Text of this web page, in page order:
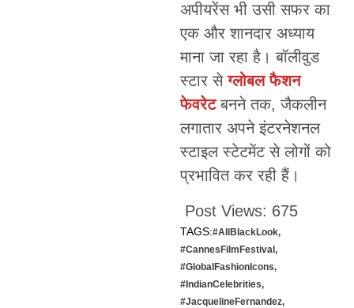
अपीयरेंस भी उसी सफर का
एक और शानदार अध्याय
माना जा रहा है। बॉलीवुड
स्टार सेग्लोबल फैशन
फेवरेटबनने तक, जैकलीन
लगातार अपने इंटरनेशनल
स्टाइल स्टेटमेंट से लोगों को
प्रभावित कर रही हैं।
Post Views: 675
TAGS:#AllBlackLook,
#CannesFilmFestival,
#GlobalFashionIcons,
#IndianCelebrities,
#JacquelineFernandez,